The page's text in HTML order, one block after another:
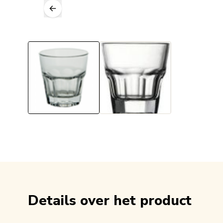
Details over het product